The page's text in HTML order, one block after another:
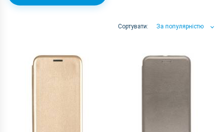
Сортувати: За популярністю
За популярністю